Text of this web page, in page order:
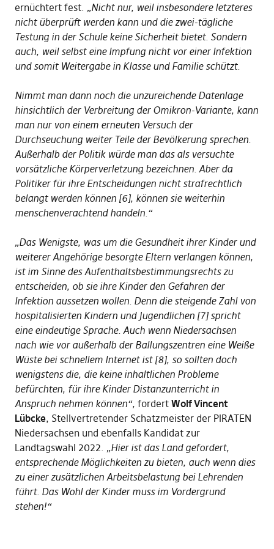
ernüchtert fest. „Nicht nur, weil insbesondere letzteres
nicht überprüft werden kann und die zwei-tägliche
Testung in der Schule keine Sicherheit bietet. Sondern
auch, weil selbst eine Impfung nicht vor einer Infektion
und somit Weitergabe in Klasse und Familie schützt.
Nimmt man dann noch die unzureichende Datenlage
hinsichtlich der Verbreitung der Omikron-Variante, kann
man nur von einem erneuten Versuch der
Durchseuchung weiter Teile der Bevölkerung sprechen.
Außerhalb der Politik würde man das als versuchte
vorsätzliche Körperverletzung bezeichnen. Aber da
Politiker für ihre Entscheidungen nicht strafrechtlich
belangt werden können [6], können sie weiterhin
menschenverachtend handeln.“
„Das Wenigste, was um die Gesundheit ihrer Kinder und
weiterer Angehörige besorgte Eltern verlangen können,
ist im Sinne des Aufenthaltsbestimmungsrechts zu
entscheiden, ob sie ihre Kinder den Gefahren der
Infektion aussetzen wollen. Denn die steigende Zahl von
hospitalisierten Kindern und Jugendlichen [7] spricht
eine eindeutige Sprache. Auch wenn Niedersachsen
nach wie vor außerhalb der Ballungszentren eine Weiße
Wüste bei schnellem Internet ist [8], so sollten doch
wenigstens die, die keine inhaltlichen Probleme
befürchten, für ihre Kinder Distanzunterricht in
Anspruch nehmen können“, fordert Wolf Vincent
Lübcke, Stellvertretender Schatzmeister der PIRATEN
Niedersachsen und ebenfalls Kandidat zur
Landtagswahl 2022. „Hier ist das Land gefordert,
entsprechende Möglichkeiten zu bieten, auch wenn dies
zu einer zusätzlichen Arbeitsbelastung bei Lehrenden
führt. Das Wohl der Kinder muss im Vordergrund
stehen!“